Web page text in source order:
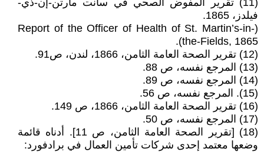
(11) تقرير المفوض الصحي في سانت مارتن-إن-ذي-
فیلدز، 1865.
(Report of the Officer of Health of St. Martin’s-in-
the-Fields, 1865).
(12) تقرير الصحة العامة الثامن، 1866، لندن، ص91.
(13) المرجع نفسه، ص 88.
(14) المرجع نفسه، ص 89.
(15). المرجع نفسه، ص 56.
(16) تقرير الصحة العامة الثامن، 1866، ص 149.
(17) المرجع نفسه، ص 50.
(18) [تقرير الصحة العامة الثامن، ص 11]. أدناه قائمة
وضعها معتمد إحدى شركات تأمين العمال في برادفورد: